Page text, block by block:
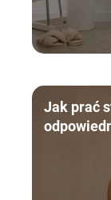
Jak prać